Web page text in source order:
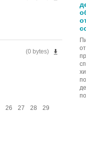
(0 bytes)
26 27 28
29